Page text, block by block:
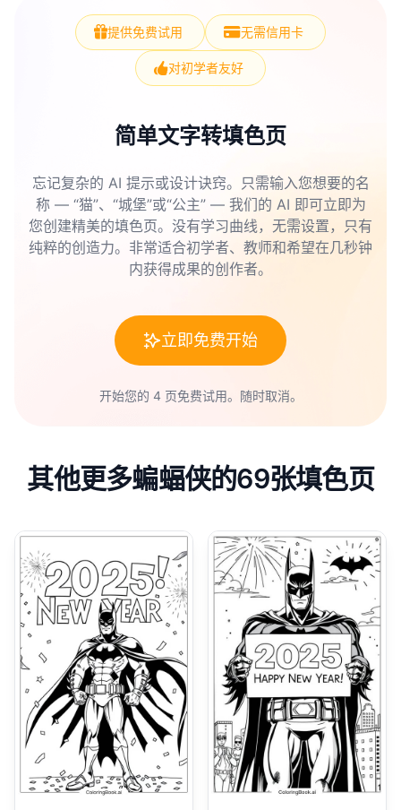
提供免费试用 无需信用卡
对初学者友好
简单文字转填色页
忘记复杂的 AI 提示或设计诀窍。只需输入您想要的名
称 — “猫”、“城堡”或“公主” — 我们的 AI 即可立即为
您创建精美的填色页。没有学习曲线，无需设置，只有
纯粹的创造力。非常适合初学者、教师和希望在几秒钟
内获得成果的创作者。
立即免费开始
开始您的 4 页免费试用。随时取消。
其他更多蝙蝠侠的69张填色页